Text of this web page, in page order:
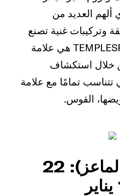
ألهم العديد من
وتركيبات غنية تصنع
العجائب المطلقة. TEMPLESPA هي علامة
خلال استكشاف
تتناسب تمامًا مع علامة
القوس.
برج الجدي (الماعز): 22